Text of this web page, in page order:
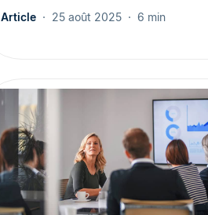
Article 25 août 2025 6 min